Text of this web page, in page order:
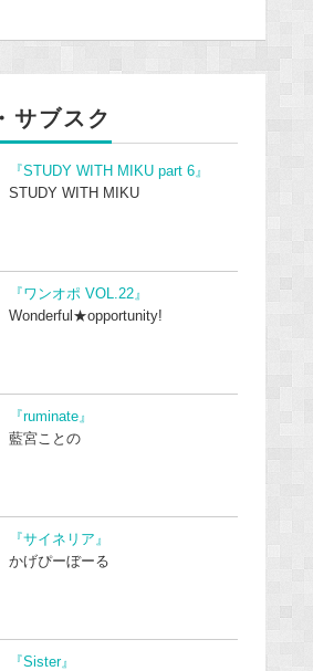
サブスク
『STUDY WITH MIKU part 6』
STUDY WITH MIKU
『ワンオポ VOL.22』
Wonderful★opportunity!
『ruminate』
藍宮ことの
『サイネリア』
かげぴーぼーる
『Sister』